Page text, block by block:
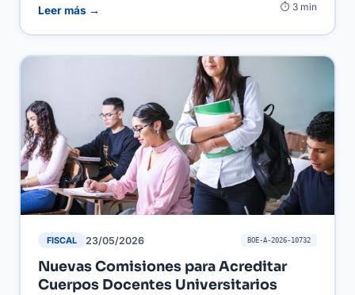
Estado y las condiciones de mercado. Para
inversiones y la gestión del flujo de efectivo,
permitiéndoles tomar decisiones informadas sobre
financiación y ahorro.
Leer más → ⏱ 3 min
FISCAL 23/05/2026 BOE-A-2026-10732
Nuevas Comisiones para Acreditar
Cuerpos Docentes Universitarios